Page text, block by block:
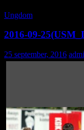
Ungdom
2016-09-
25 september, 2016